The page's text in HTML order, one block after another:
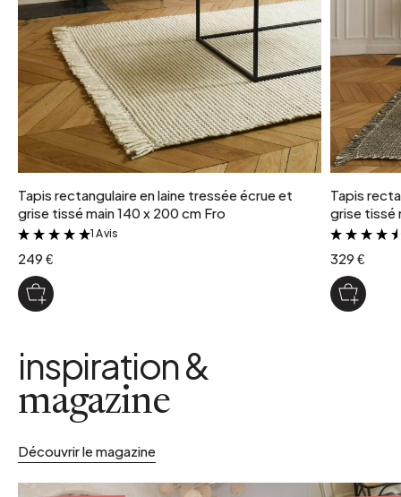
Tapis rectangulaire en laine tressée écrue et
grise tissé main 140 x 200 cm Fro
&
1 Avis
249 €
Tapis
grise tissé
329 €
inspiration &
magazine
Découvrir le magazine